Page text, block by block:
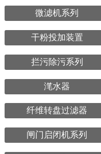
微滤机系列
干粉投加装置
拦污除污系列
滗水器
纤维转盘过滤器
闸门启闭机系列